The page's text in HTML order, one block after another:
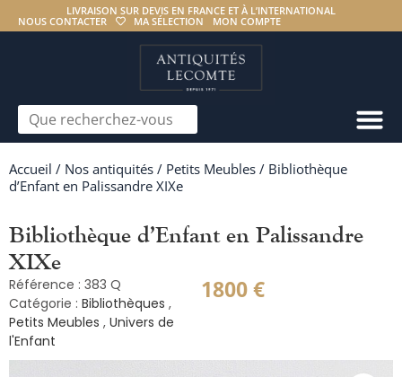
LIVRAISON SUR DEVIS EN FRANCE ET À L’INTERNATIONAL
NOUS CONTACTER
MA SÉLECTION MON COMPTE
Accueil / Nos antiquités / Petits Meubles / Bibliothèque
d’Enfant en Palissandre XIXe
Bibliothèque d’Enfant en Palissandre
XIXe
Référence : 383 Q
Catégorie : Bibliothèques ,
Petits Meubles , Univers de
l'Enfant
1800€